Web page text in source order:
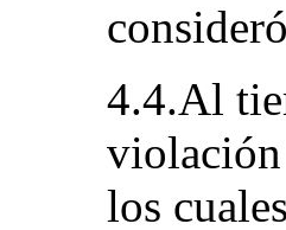
4.4.Al
violación
los